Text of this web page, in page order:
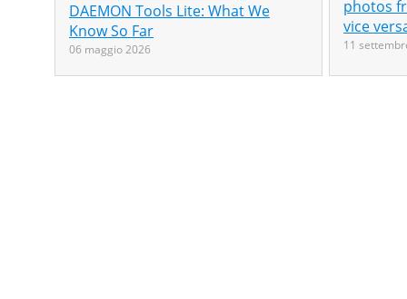
DAEMON Tools Lite: What We
Know So Far
06 maggio 2026
photos
vice
11